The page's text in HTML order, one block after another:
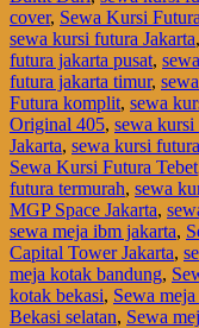
cover, Sewa Kursi
sewa kursi futura Jakarta,
futura jakarta pusat,
futura jakarta timur,
Futura komplit, sewa
Original 405, sewa kursi
Jakarta, sewa kursi
Sewa Kursi Futura Tebet
futura termurah, sewa
MGP Space Jakarta,
sewa meja ibm jakarta,
Capital Tower Jakarta,
meja kotak bandung,
kotak bekasi, Sewa
Bekasi selatan, Sewa